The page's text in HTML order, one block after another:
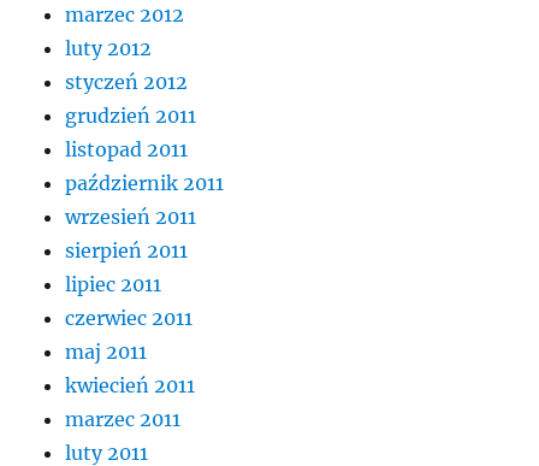
marzec 2012
luty 2012
styczeń 2012
grudzień 2011
listopad 2011
październik 2011
wrzesień 2011
sierpień 2011
lipiec 2011
czerwiec 2011
maj 2011
kwiecień 2011
marzec 2011
luty 2011